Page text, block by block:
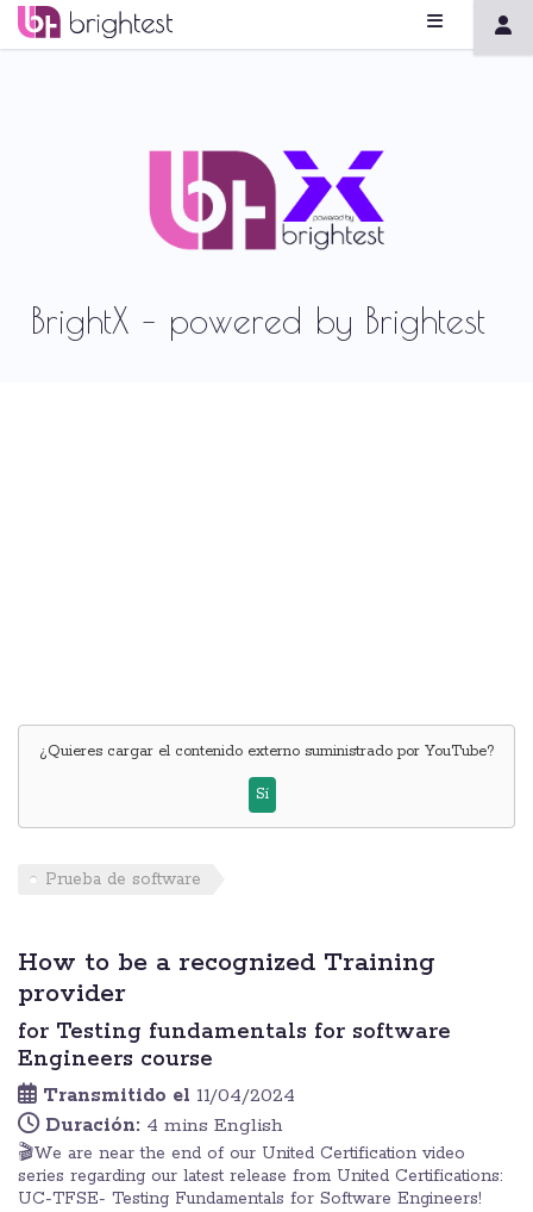
BrightX – powered by Brightest
¿Quieres cargar el contenido externo suministrado por YouTube?
Sí
Prueba de software
How to be a recognized Training
provider
for Testing fundamentals for software
Engineers course
Transmitido el 11/04/2024
Duración: 4 mins English
🎬We are near the end of our United Certification video
series regarding our latest release from United Certifications:
UC-TFSE- Testing Fundamentals for Software Engineers!